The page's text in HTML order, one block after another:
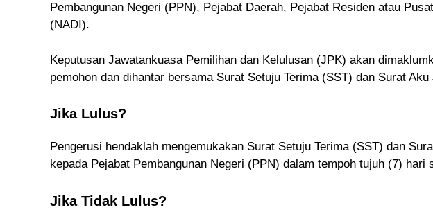
Pembangunan Negeri (PPN), Pejabat Daerah, Pejabat Residen atau
(NADI).
Keputusan Jawatankuasa Pemilihan dan Kelulusan (JPK) akan
pemohon dan dihantar bersama Surat Setuju Terima (SST) dan Surat
Jika Lulus?
Pengerusi hendaklah mengemukakan Surat Setuju Terima (SST) dan
kepada Pejabat Pembangunan Negeri (PPN) dalam tempoh tujuh (7) hari
Jika Tidak Lulus?